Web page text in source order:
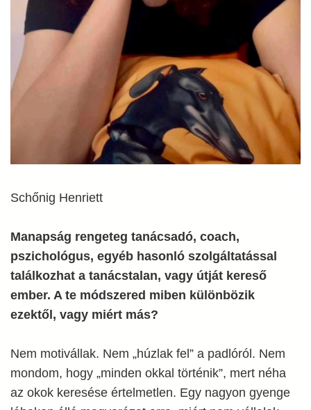
Schőnig Henriett
Manapság rengeteg tanácsadó, coach,
pszichológus, egyéb hasonló szolgáltatással
találkozhat a tanácstalan, vagy útját kereső
ember. A te módszered miben különbözik
ezektől, vagy miért más?
Nem motivállak. Nem „húzlak fel” a padlóról. Nem
mondom, hogy „minden okkal történik”, mert néha
az okok keresése értelmetlen. Egy nagyon gyenge